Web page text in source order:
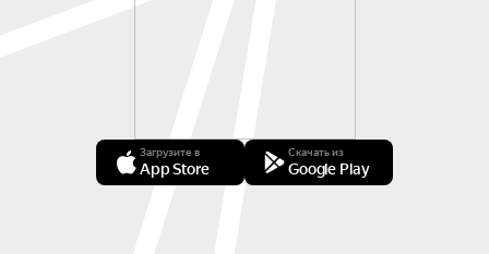
Загрузите в
App Store
Скачать из
Google Play